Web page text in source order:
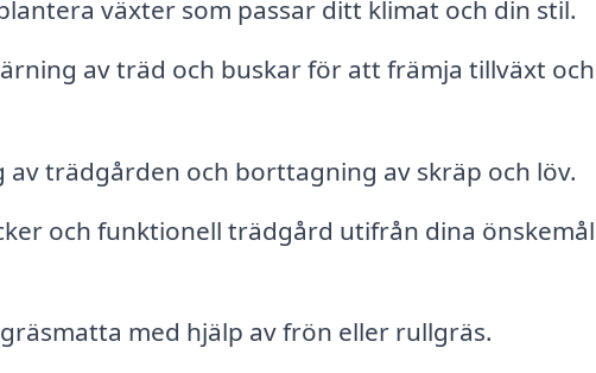
växter som passar ditt klimat och din stil.
av träd och buskar för att främja tillväxt och
av trädgården och borttagning av skräp och löv.
och funktionell trädgård utifrån dina önskemål
med hjälp av frön eller rullgräs.